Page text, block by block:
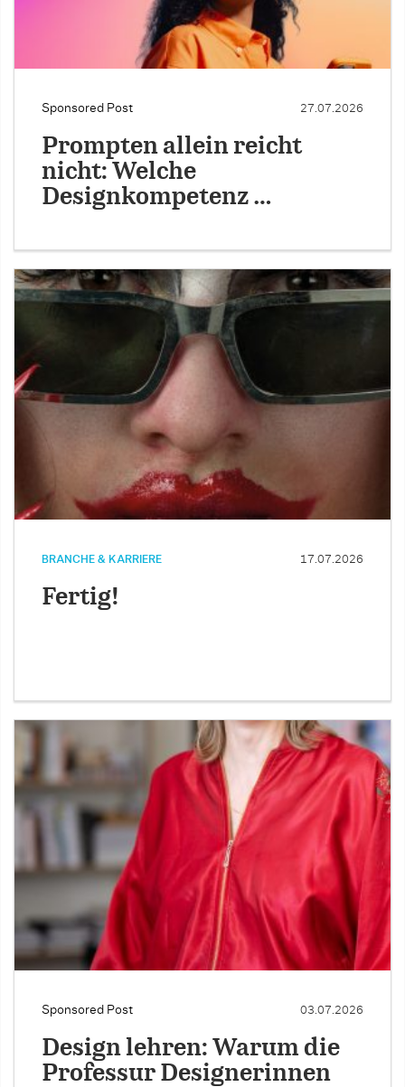
Sponsored Post 27.07.2026
Prompten allein reicht
nicht: Welche
Designkompetenz …
BRANCHE & KARRIERE 17.07.2026
Fertig!
Sponsored Post 03.07.2026
Design lehren: Warum die
Professur Designerinnen